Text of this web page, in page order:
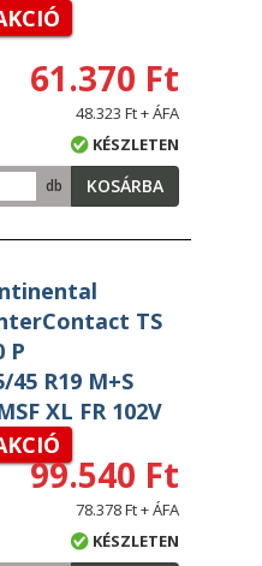
61.370 Ft
48.323 Ft + ÁFA
KÉSZLETEN
db KOSÁRBA
TS
P
45 R19 M+S
XL FR 102V
99.540 Ft
78.378 Ft + ÁFA
KÉSZLETEN